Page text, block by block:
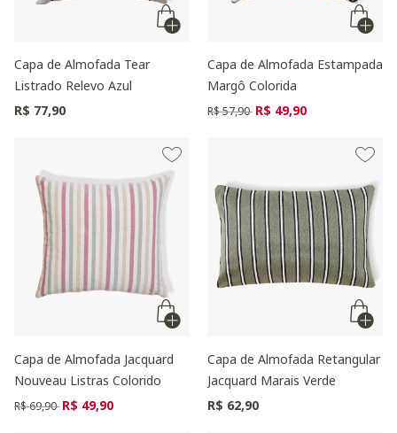
Capa de Almofada Tear
Listrado Relevo Azul
R$ 77,90
Capa de Almofada Estampada
Margô Colorida
Preço reduzido de
R$ 57,90 para
R$ 49,90
Capa de Almofada Jacquard
Nouveau Listras Colorido
Preço reduzido de
R$ 69,90 para
R$ 49,90
Capa de Almofada Retangular
Jacquard Marais Verde
R$ 62,90